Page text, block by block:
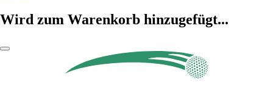
Wird zum Warenkorb hinzugefügt...